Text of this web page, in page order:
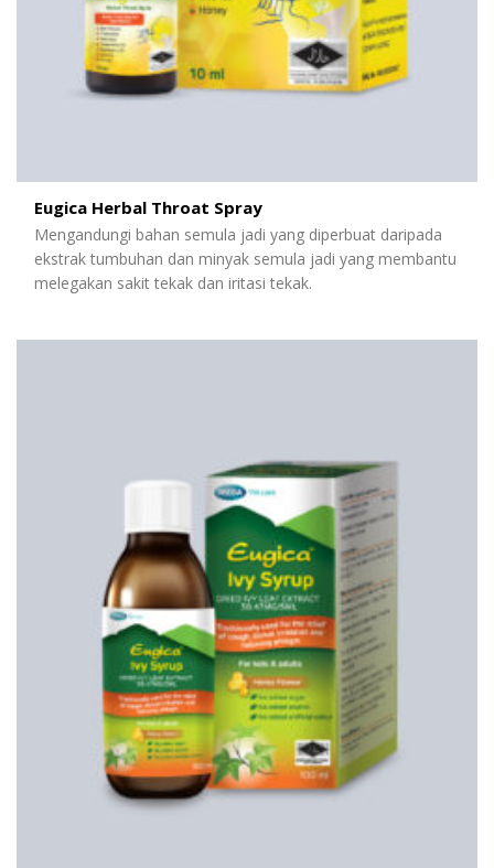
Eugica Herbal Throat Spray
Mengandungi bahan semula jadi yang diperbuat daripada
ekstrak tumbuhan dan minyak semula jadi yang membantu
melegakan sakit tekak dan iritasi tekak.